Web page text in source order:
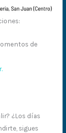
de
¿Los días
sigues